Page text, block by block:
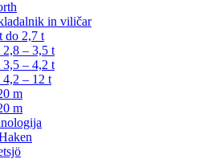
in viličar
do 2,7 t
– 3,5 t
– 4,2 t
– 12 t
m
m